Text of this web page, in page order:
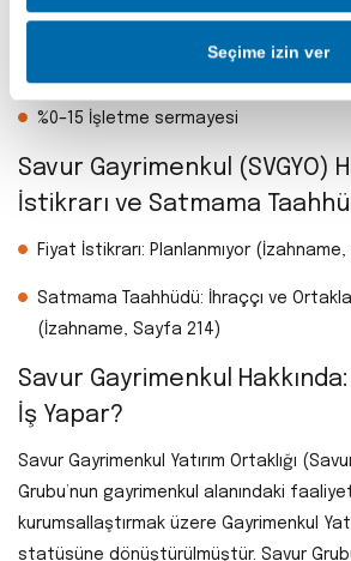
Seçime izin ver
%25–40 Kandilli Projesi’nin
%0–15 İşletme sermayesi
Savur Gayrimenkul (SVGYO)
İstikrarı ve Satmama
Fiyat İstikrarı: Planlanmıyor
Satmama Taahhüdü: İhraççı ve Ortaklar
(İzahname, Sayfa 214)
Savur Gayrimenkul Hakkında:
İş Yapar?
Savur Gayrimenkul Yatırım Ortaklığı
Grubu’nun gayrimenkul alanındaki
kurumsallaştırmak üzere Gayrimenkul
statüsüne dönüştürülmüştür. Savur